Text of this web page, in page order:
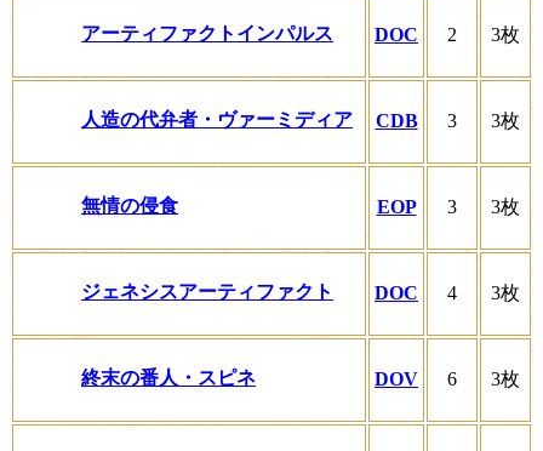
アーティファクトインパルス DOC 2 3枚
人造の代弁者・ヴァーミディア CDB 3 3枚
無情の侵食 EOP 3 3枚
ジェネシスアーティファクト DOC 4 3枚
終末の番人・スピネ DOV 6 3枚